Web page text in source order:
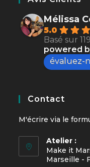
Mélissa
5.0
Basé sur
powered
évaluez-
Contact
M'écrire via le
Atelier :
Make it
Marseille -